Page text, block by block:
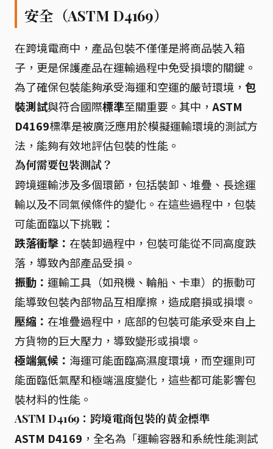
安全（ASTM D4169）
在跨境電商中，產品包裝不僅僅是將商品裝入箱
子，更是保護產品在運輸過程中免受損壞的關鍵。
為了確保包裝能夠承受海運和空運的嚴苛環境， 包
裝測試與符合國際標準至關重要。其中， ASTM
D4169標準是被廣泛應用於模擬運輸環境的測試方
法，能夠有效地評估包裝的性能。
為何需要包裝測試？
跨境運輸涉及多個環節，包括裝卸、堆疊、長途運
輸以及不同氣候條件的變化。在這些過程中，包裝
可能面臨以下挑戰：
跌落衝擊： 在裝卸過程中，包裝可能從不同高度跌
落，導致內部產品受損。
振動： 運輸工具（如飛機、輪船、卡車）的振動可
能導致包裝內部物品互相摩擦，造成磨損或損壞。
壓縮： 在堆疊過程中，底部的包裝可能承受來自上
方貨物的巨大壓力，導致變形或損壞。
極端氣候： 海運可能面臨高濕度環境，而空運則可
能面臨低氣壓和極端溫度變化，這些都可能影響包
裝材料的性能。
ASTM D4169：跨境電商包裝的黃金標準
ASTM D4169 ，全名為「運輸容器和系統性能測試